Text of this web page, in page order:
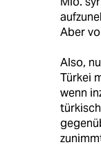
Aber
Also,
Türkei
wenn